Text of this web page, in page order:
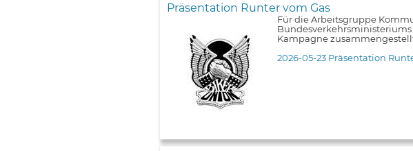
Präsentation Runter vom Gas
Für die Arbeitsgruppe
Kampagne
2026-05-23 Präsentation